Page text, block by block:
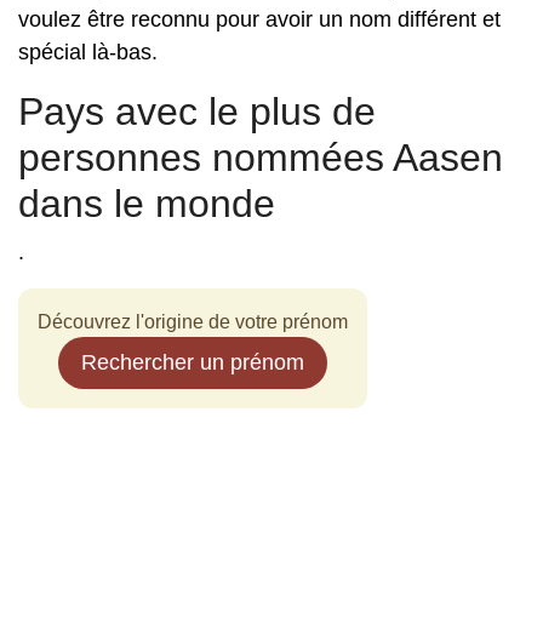
voulez être reconnu pour avoir un nom différent et
spécial là-bas.
Pays avec le plus de
personnes nommées Aasen
dans le monde
.
Découvrez l'origine de votre prénom
Rechercher un prénom